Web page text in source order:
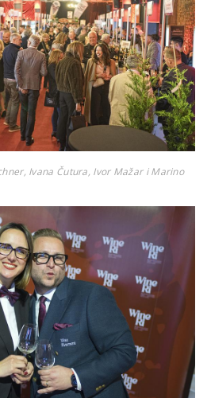
Ivana Čutura, Ivor Mažar i Marino